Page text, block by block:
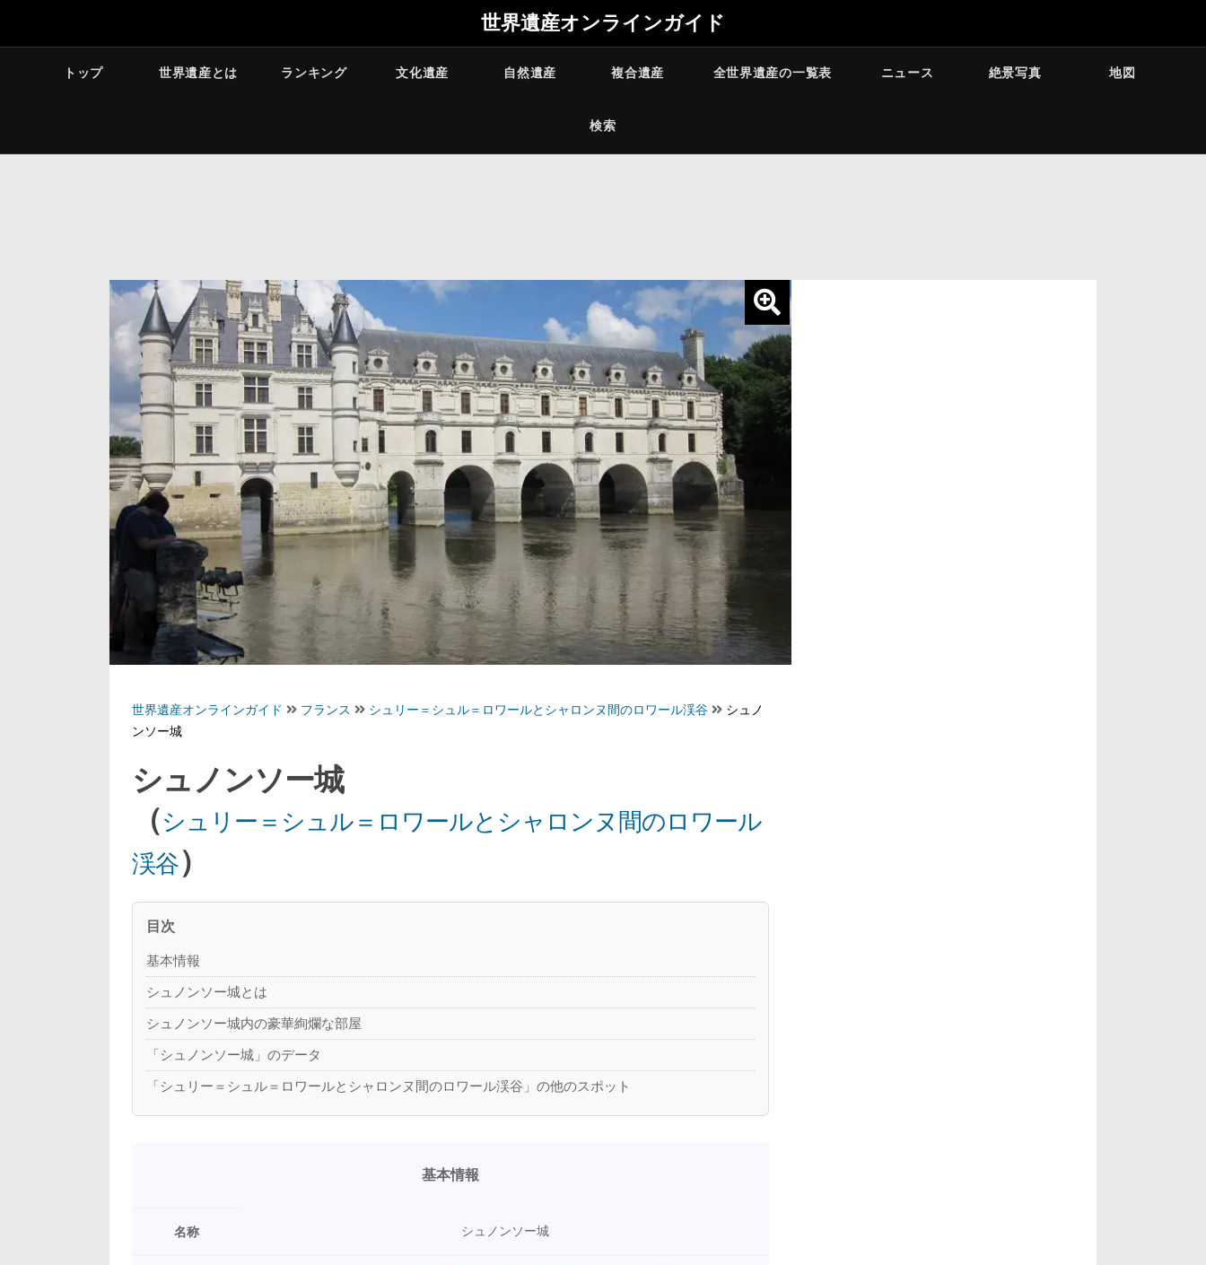
世界遺産オンラインガイド
トップ 世界遺産とは ランキング 文化遺産 自然遺産 複合遺産 全世界遺産の一覧表 ニュース 絶景写真 地図
検索
世界遺産オンラインガイド フランス シュリー＝シュル＝ロワールとシャロンヌ間のロワール渓谷
シュノ
ンソー城
シュノンソー城
（シュリー＝シュル＝ロワールとシャロンヌ間のロワール
渓谷）
目次
基本情報
シュノンソー城とは
シュノンソー城内の豪華絢爛な部屋
「シュノンソー城」のデータ
「シュリー＝シュル＝ロワールとシャロンヌ間のロワール渓谷」の他のスポット
基本情報
名称 シュノンソー城